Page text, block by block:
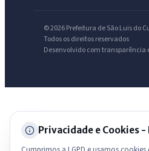
© 2026 Prefeitura de São Luis do
Todos os direitos reservados
Desenvolvido com transparência
Privacidade e Cookies -